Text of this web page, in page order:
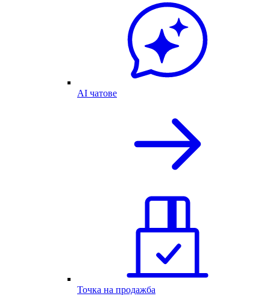
AI чатове
Точка на продажба